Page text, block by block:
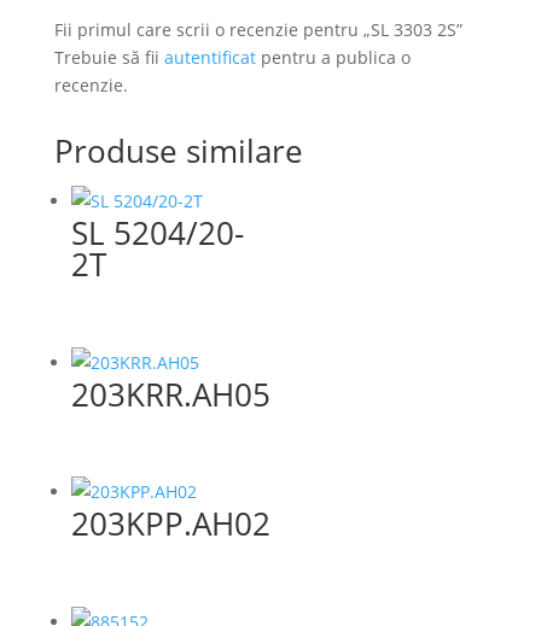
Fii primul care scrii o recenzie pentru „SL 3303 2S”
Trebuie să fii autentificatpentru a publica o
recenzie.
Produse similare
SL 5204/20-
2T
203KRR.AH05
203KPP.AH02